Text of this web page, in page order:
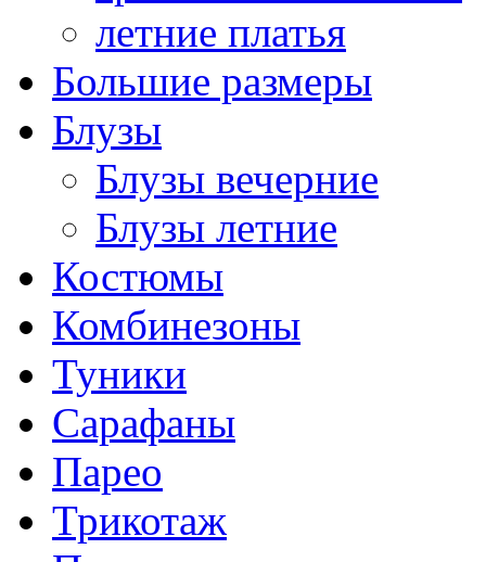
летние платья
Большие размеры
Блузы
Блузы вечерние
Блузы летние
Костюмы
Комбинезоны
Туники
Сарафаны
Парео
Трикотаж